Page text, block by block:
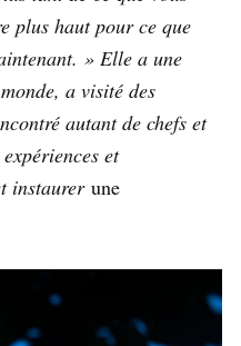
plus haut pour ce que
» Elle a une
a visité des
autant de chefs et
et
instaurer une